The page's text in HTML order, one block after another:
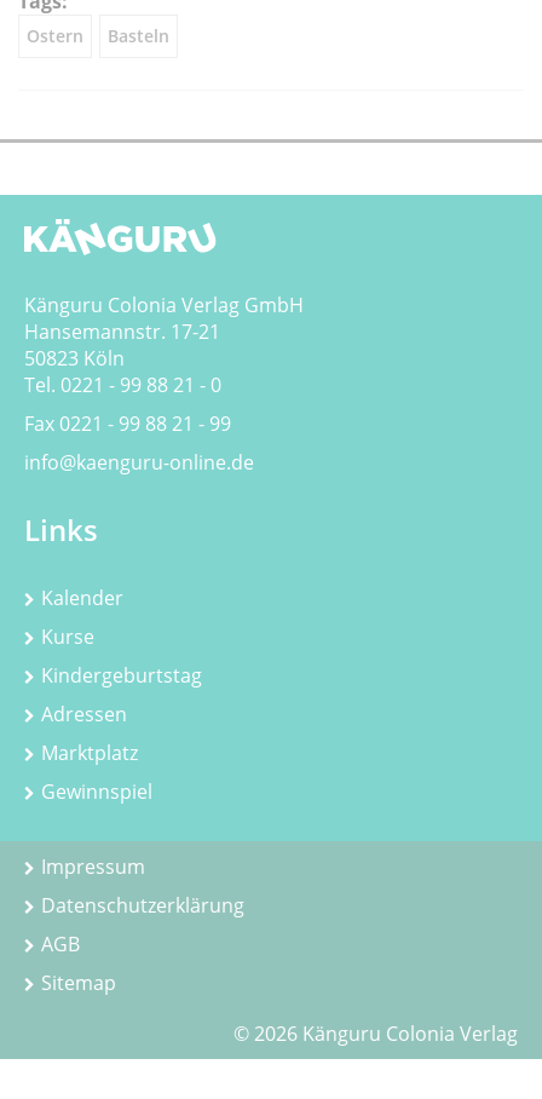
Ostern Basteln
Känguru Colonia Verlag GmbH
Hansemannstr. 17-21
50823 Köln
Tel. 0221 - 99 88 21 - 0
Fax 0221 - 99 88 21 - 99
info@kaenguru-online.de
Links
Kalender
Kurse
Kindergeburtstag
Adressen
Marktplatz
Gewinnspiel
© 2026 Känguru Colonia Verlag
Impressum
Datenschutzerklärung
AGB
Sitemap